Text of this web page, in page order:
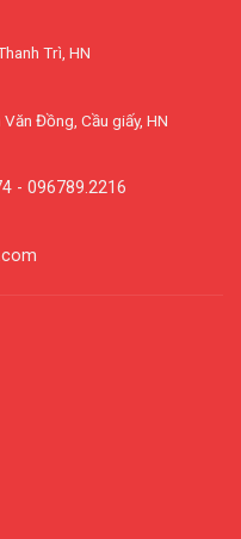
Trì, HN
Đồng, Cầu giấy, HN
- 096789.2216